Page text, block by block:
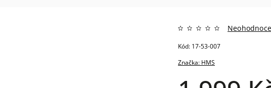
Značka: HMS
Kód: 17-53-007